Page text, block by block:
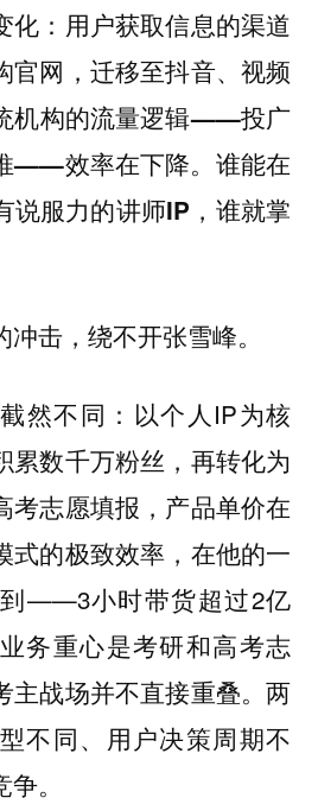
化：用户获取信息的渠道
官网，迁移至抖音、视频
机构的流量逻辑——投广
——效率在下降。谁能在
说服力的讲师IP，谁就掌
击，绕不开张雪峰。
然不同：以个人IP为核
累数千万粉丝，再转化为
考志愿填报，产品单价在
式的极致效率，在他的一
——3小时带货超过2亿
务重心是考研和高考志
主战场并不直接重叠。两
不同、用户决策周期不
。